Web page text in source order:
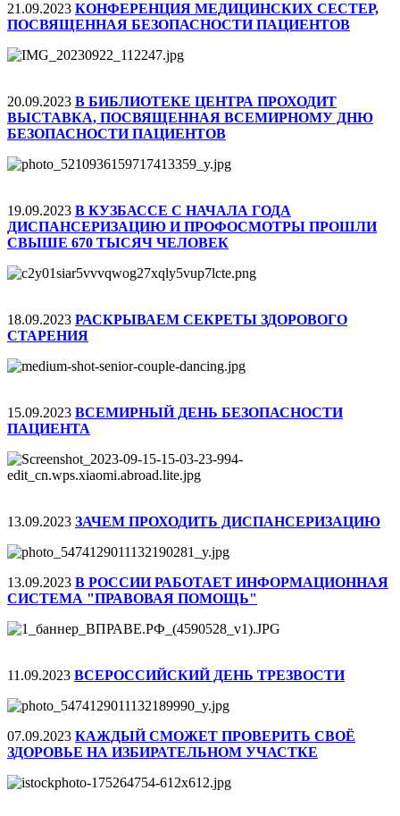
21.09.2023 КОНФЕРЕНЦИЯ МЕДИЦИНСКИХ СЕСТЕР,
ПОСВЯЩЕННАЯ БЕЗОПАСНОСТИ ПАЦИЕНТОВ
20.09.2023 В БИБЛИОТЕКЕ ЦЕНТРА ПРОХОДИТ
ВЫСТАВКА, ПОСВЯЩЕННАЯ ВСЕМИРНОМУ ДНЮ
БЕЗОПАСНОСТИ ПАЦИЕНТОВ
19.09.2023 В КУЗБАССЕ С НАЧАЛА ГОДА
ДИСПАНСЕРИЗАЦИЮ И ПРОФОСМОТРЫ ПРОШЛИ
СВЫШЕ 670 ТЫСЯЧ ЧЕЛОВЕК
18.09.2023 РАСКРЫВАЕМ СЕКРЕТЫ ЗДОРОВОГО
СТАРЕНИЯ
15.09.2023 ВСЕМИРНЫЙ ДЕНЬ БЕЗОПАСНОСТИ
ПАЦИЕНТА
13.09.2023 ЗАЧЕМ ПРОХОДИТЬ ДИСПАНСЕРИЗАЦИЮ
13.09.2023 В РОССИИ РАБОТАЕТ ИНФОРМАЦИОННАЯ
СИСТЕМА "ПРАВОВАЯ ПОМОЩЬ"
11.09.2023 ВСЕРОССИЙСКИЙ ДЕНЬ ТРЕЗВОСТИ
07.09.2023 КАЖДЫЙ СМОЖЕТ ПРОВЕРИТЬ СВОЁ
ЗДОРОВЬЕ НА ИЗБИРАТЕЛЬНОМ УЧАСТКЕ